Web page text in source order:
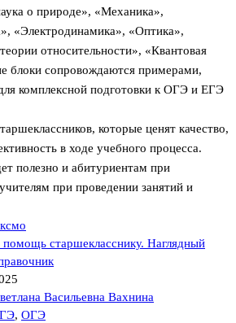
о природе», «Механика»,
«Электродинамика», «Оптика»,
относительности», «Квантовая
блоки сопровождаются примерами,
комплексной подготовки к ОГЭ и ЕГЭ
которые ценят качество,
в ходе учебного процесса.
полезно и абитуриентам при
при проведении занятий и
старшекласснику. Наглядный
Васильевна Вахнина
, ОГЭ